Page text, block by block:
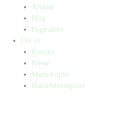
Artikler
Blog
Bogtrailere
Om os
Kontakt
Presse
Manuskripter
Handelsbetingelser